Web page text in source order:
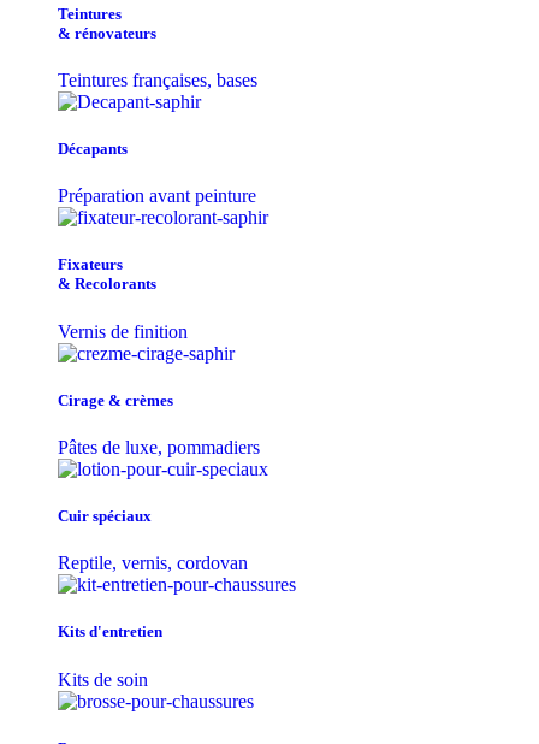
Teintu​res
& r​é​novateurs
Teintures françaises, bases
Décapants
Préparation avant peinture
Fixateurs
& Recolorants
Vernis de finition
Cirage & crèmes
Pâtes de luxe, pommadiers
Cuir spéciaux
Reptile, vernis, cordovan
Kits d'entretien
Kits de soin